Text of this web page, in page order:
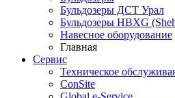
Бульдозеры ДСТ Урал
Бульдозеры HBXG
Навесное оборудование
Главная
Сервис
Техническое
ConSite